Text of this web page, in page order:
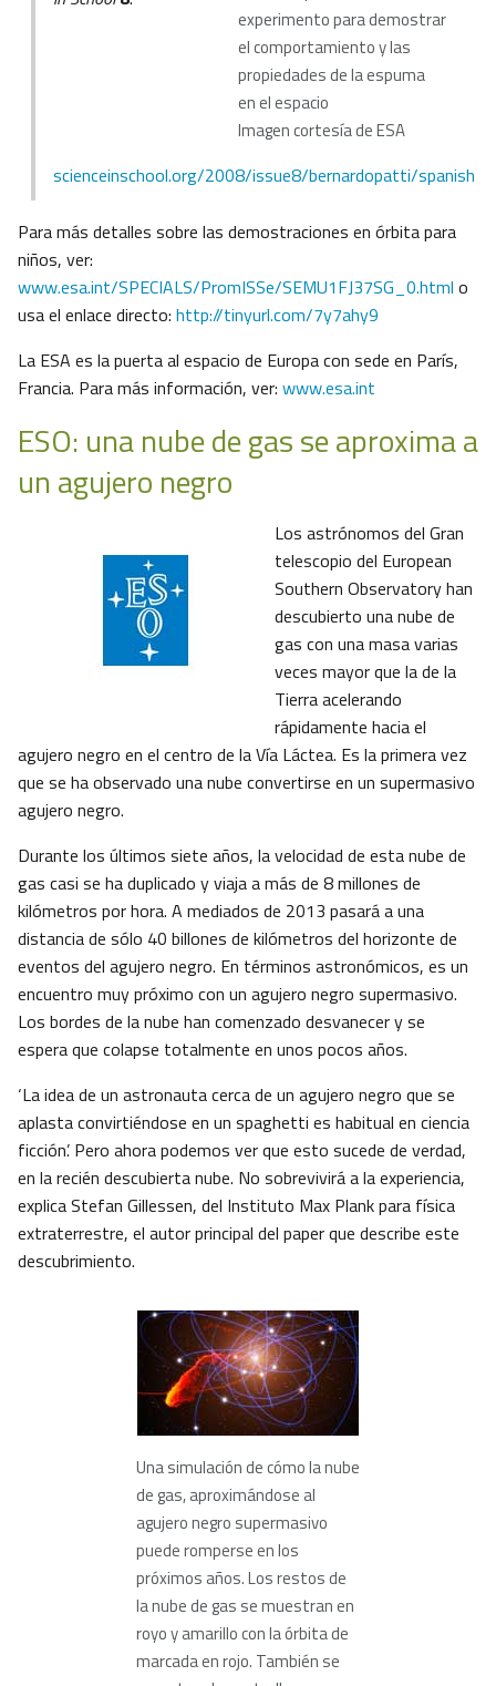
experimento para demostrar
el comportamiento y las
propiedades de la espuma
en el espacio
Imagen cortesía de ESA
scienceinschool.org/2008/issue8/bernardopatti/spanish
Para más detalles sobre las demostraciones en órbita para
niños, ver:
www.esa.int/SPECIALS/PromISSe/SEMU1FJ37SG_0.html o
usa el enlace directo: http://tinyurl.com/7y7ahy9
La ESA es la puerta al espacio de Europa con sede en París,
Francia. Para más información, ver: www.esa.int
ESO: una nube de gas se aproxima a
un agujero negro
Los astrónomos del Gran
telescopio del European
Southern Observatory han
descubierto una nube de
gas con una masa varias
veces mayor que la de la
Tierra acelerando
rápidamente hacia el
agujero negro en el centro de la Vía Láctea. Es la primera vez
que se ha observado una nube convertirse en un supermasivo
agujero negro.
Durante los últimos siete años, la velocidad de esta nube de
gas casi se ha duplicado y viaja a más de 8 millones de
kilómetros por hora. A mediados de 2013 pasará a una
distancia de sólo 40 billones de kilómetros del horizonte de
eventos del agujero negro. En términos astronómicos, es un
encuentro muy próximo con un agujero negro supermasivo.
Los bordes de la nube han comenzado desvanecer y se
espera que colapse totalmente en unos pocos años.
‘La idea de un astronauta cerca de un agujero negro que se
aplasta convirtiéndose en un spaghetti es habitual en ciencia
ficción’. Pero ahora podemos ver que esto sucede de verdad,
en la recién descubierta nube. No sobrevivirá a la experiencia,
explica Stefan Gillessen, del Instituto Max Plank para física
extraterrestre, el autor principal del paper que describe este
descubrimiento.
Una simulación de cómo la nube
de gas, aproximándose al
agujero negro supermasivo
puede romperse en los
próximos años. Los restos de
la nube de gas se muestran en
royo y amarillo con la órbita de
marcada en rojo. También se